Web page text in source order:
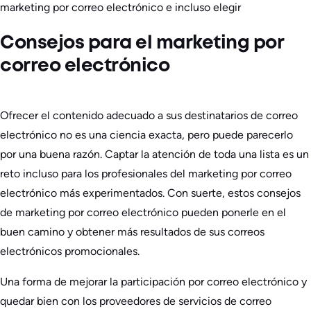
marketing por correo electrónico e incluso elegir
Consejos para el marketing por
correo electrónico
Ofrecer el contenido adecuado a sus destinatarios de correo
electrónico no es una ciencia exacta, pero puede parecerlo
por una buena razón. Captar la atención de toda una lista es un
reto incluso para los profesionales del marketing por correo
electrónico más experimentados. Con suerte, estos consejos
de marketing por correo electrónico pueden ponerle en el
buen camino y obtener más resultados de sus correos
electrónicos promocionales.
Una forma de mejorar la participación por correo electrónico y
quedar bien con los proveedores de servicios de correo